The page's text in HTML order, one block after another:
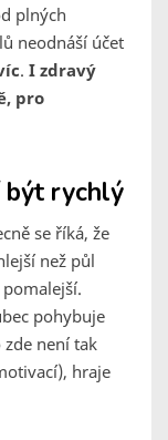
plných
neodnáší účet
. I zdravý
pro
být rychlý
se říká, že
než půl
pohybuje
není tak
hraje